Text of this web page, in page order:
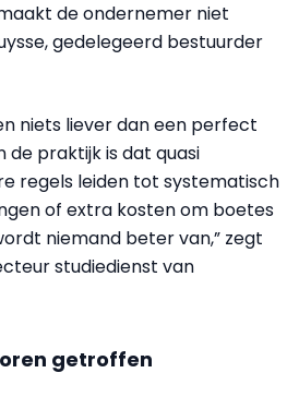
de ondernemer niet
gedelegeerd bestuurder
niets liever dan een perfect
praktijk is dat quasi
regels leiden tot systematisch
of extra kosten om boetes
niemand beter van,” zegt
studiedienst van
getroffen